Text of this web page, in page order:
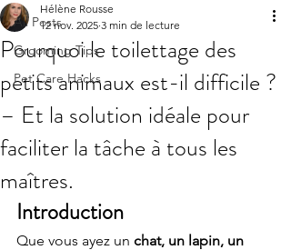
All Posts
Grooming Tips
Pet Care Hacks
Pourquoi le toilettage des
petits animaux est-il difficile ?
– Et la solution idéale pour
faciliter la tâche à tous les
maîtres.
Hélène Rousse
12 nov. 2025 3 min de lecture
Introduction
Que vous ayez un chat, un lapin, un